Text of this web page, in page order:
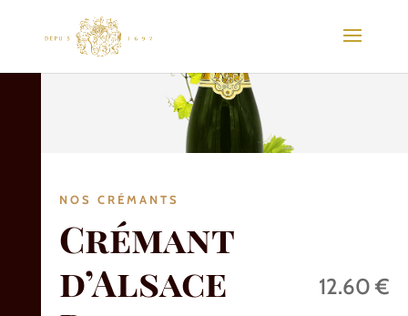
NOS CRÉMANTS
Crémant
d’Alsace
12.60 €